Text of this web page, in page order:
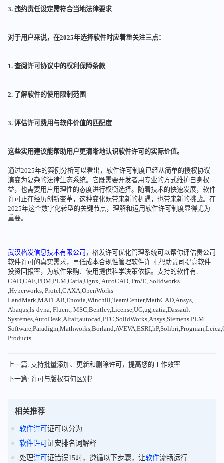
3. 违约责任设定需符合当地法律要求
对于用户来说，在2025年选择软件时应着重关注三点：
1. 查阅许可协议中的权利保障条款
2. 了解软件的使用限制范围
3. 评估许可费用与软件价值的匹配度
这些实用建议能帮助用户更清晰地认识软件许可的实际价值。
通过2025年的案例分析可以看出，软件许可制度已经从简单的授权协议
演变为复杂的法律生态系统。它既需要开发者用专业的方式维护自身权
益，也需要用户用理性的态度进行权衡选择。随着技术的快速发展，软件
许可正在经历创新变革，这种变化既带来新的机遇，也带来新的挑战。在
2025年这个数字化转型的关键节点，理解和运用软件许可制度显得尤为
重要。
武汉格发信息技术有限公司 ，格发许可优化管理系统可以帮你评估贵公司
软件许可的真实需求，再低成本合规性管理软件许可,帮助贵司提高软件
投资回报率，为软件采购、使用提供科学决策依据。支持的软件有:
CAD,CAE,PDM,PLM,Catia,Ugnx, AutoCAD, Pro/E, Solidworks
,Hyperworks, Protel,CAXA,OpenWorks
LandMark,MATLAB,Enovia,Winchill,TeamCenter,MathCAD,Ansys,
Abaqus,ls-dyna, Fluent, MSC,Bentley,License,UG,ug,catia,Dassault
Systèmes,AutoDesk,Altair,autocad,PTC,SolidWorks,Ansys,Siemens PLM
Products...
上一篇: 支持批量添加、更新和删除许可，提高您的工作效率
下一篇: 许可与版权有何区别？
相关推荐
软件许可 证可以分为
软件许可 证安排名词解释
处理许可 证错误15时，遵循以下步骤，让软件流畅运行